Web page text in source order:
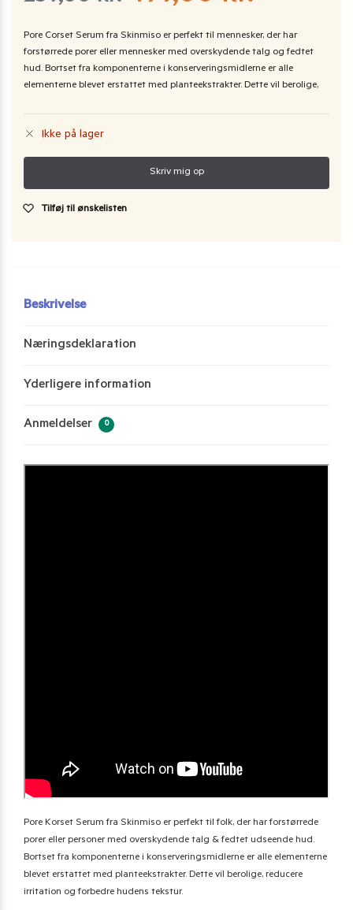
Pore ​​Corset Serum fra Skinmiso er perfekt til mennesker, der har
forstørrede porer eller mennesker med overskydende talg og fedtet
hud. Bortset fra komponenterne i konserveringsmidlerne er alle
elementerne blevet erstattet med planteekstrakter. Dette vil berolige,
Ikke på lager
Tilføj til ønskelisten
Beskrivelse
Næringsdeklaration
Yderligere information
Anmeldelser 0
Pore Korset Serum fra Skinmiso er perfekt til folk, der har forstørrede
porer eller personer med overskydende talg & fedtet udseende hud.
Bortset fra komponenterne i konserveringsmidlerne er alle elementerne
blevet erstattet med planteekstrakter. Dette vil berolige, reducere
irritation og forbedre hudens tekstur.